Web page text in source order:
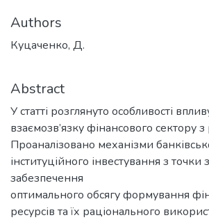
Authors
Куцаченко, Д.
Abstract
У статті розглянуто особливості
взаємозв’язку фінансового сектору
Проаналізовано механізми
інституційного інвестування з точки
забезпечення
оптимального обсягу формування
ресурсів та їх раціонального